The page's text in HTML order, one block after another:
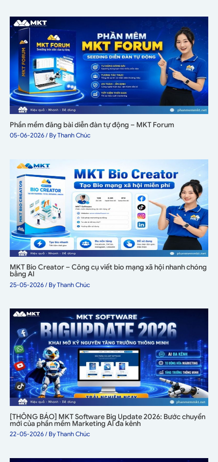
Phần mềm đăng bài diễn đàn tự động – MKT Forum
05-06-2026/ ByThanh Chúc
MKT Bio Creator – Công cụ viết bio mạng xã hội nhanh chóng
bằng AI
25-05-2026/ ByThanh Chúc
[THÔNG BÁO] MKT Software Big Update 2026: Bước chuyển
mới của phần mềm Marketing AI đa kênh
22-05-2026/ ByThanh Chúc